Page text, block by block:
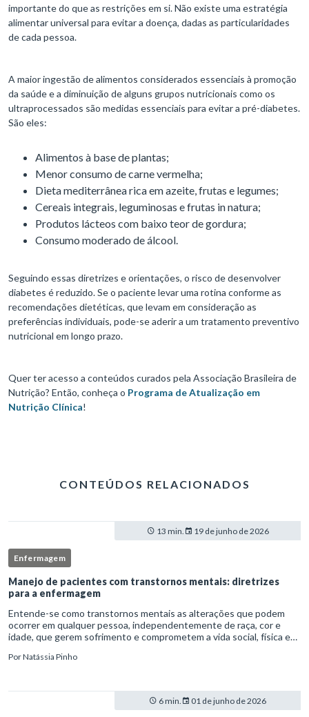
importante do que as restrições em si. Não existe uma estratégia
alimentar universal para evitar a doença, dadas as particularidades
de cada pessoa.
A maior ingestão de alimentos considerados essenciais à promoção
da saúde e a diminuição de alguns grupos nutricionais como os
ultraprocessados são medidas essenciais para evitar a pré-diabetes.
São eles:
Alimentos à base de plantas;
Menor consumo de carne vermelha;
Dieta mediterrânea rica em azeite, frutas e legumes;
Cereais integrais, leguminosas e frutas in natura;
Produtos lácteos com baixo teor de gordura;
Consumo moderado de álcool.
Seguindo essas diretrizes e orientações, o risco de desenvolver
diabetes é reduzido. Se o paciente levar uma rotina conforme as
recomendações dietéticas, que levam em consideração as
preferências individuais, pode-se aderir a um tratamento preventivo
nutricional em longo prazo.
Quer ter acesso a conteúdos curados pela Associação Brasileira de
Nutrição? Então, conheça o Programa de Atualização em
Nutrição Clínica!
CONTEÚDOS RELACIONADOS
13 min. 19 de junho de 2026
Enfermagem
Manejo de pacientes com transtornos mentais: diretrizes
para a enfermagem
Entende-se como transtornos mentais as alterações que podem
ocorrer em qualquer pessoa, independentemente de raça, cor e
idade, que gerem sofrimento e comprometem a vida social, física e
PorNatássia Pinho
6 min. 01 de junho de 2026